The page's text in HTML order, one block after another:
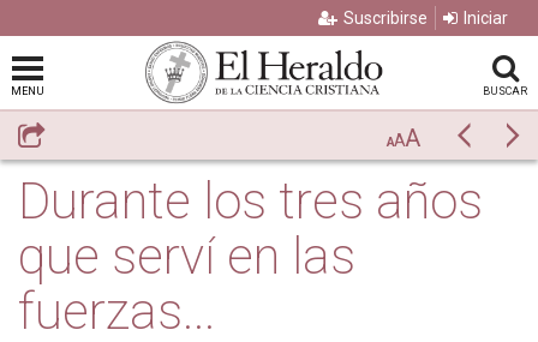
Suscribirse Iniciar
MENU BUSCAR
Compartir AAA Previo
Durante los tres años
que serví en las
fuerzas...